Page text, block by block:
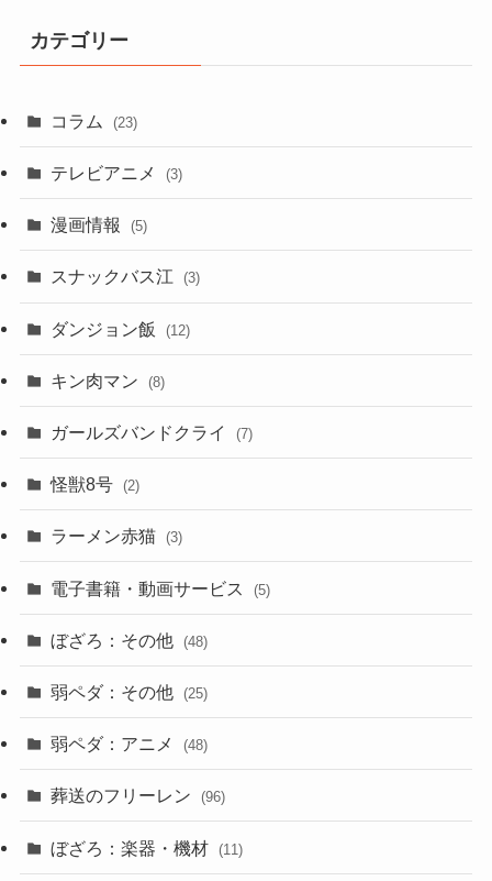
カテゴリー
コラム (23)
テレビアニメ (3)
漫画情報 (5)
スナックバス江 (3)
ダンジョン飯 (12)
キン肉マン (8)
ガールズバンドクライ (7)
怪獣8号 (2)
ラーメン赤猫 (3)
電子書籍・動画サービス (5)
ぼざろ：その他 (48)
弱ペダ：その他 (25)
弱ペダ：アニメ (48)
葬送のフリーレン (96)
ぼざろ：楽器・機材 (11)